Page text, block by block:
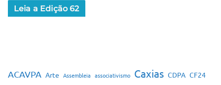
Leia a Edição 62
ACAVPA Arte Assembleia associativismo Caxias CDPA CF24